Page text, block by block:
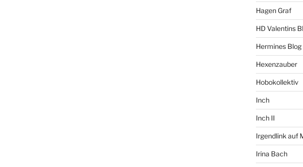
Hagen Graf
HD Valentins
Hermines Blog
Hexenzauber
Hobokollektiv
Inch
Inch II
Irgendlink auf
Irina Bach